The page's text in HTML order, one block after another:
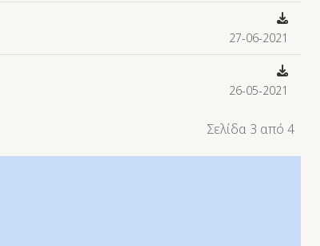
27-06-2021
26-05-2021
Σελίδα 3 από 4